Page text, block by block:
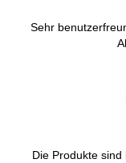
Sehr
Die Produkte